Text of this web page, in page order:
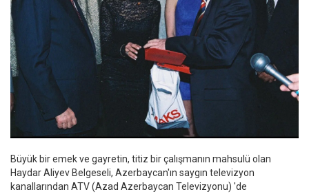
Büyük bir emek ve gayretin, titiz bir çalışmanın mahsulü olan
Haydar Aliyev Belgeseli, Azerbaycan'ın saygın televizyon
kanallarından ATV (Azad Azerbaycan Televizyonu) 'de